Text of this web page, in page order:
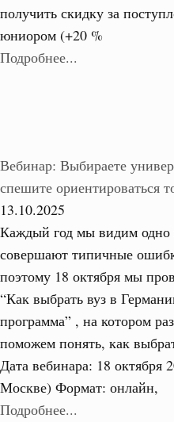
получить скидку за
юниором (+20 %
Подробнее...
Вебинар: Выбираете
спешите ориентироваться
13.10.2025
Каждый год мы видим одно
совершают типичные
поэтому 18 октября мы
“Как выбрать вуз в
программа” , на котором
поможем понять, как
Дата вебинара: 18 октября
Москве) Формат: онлайн,
Подробнее...